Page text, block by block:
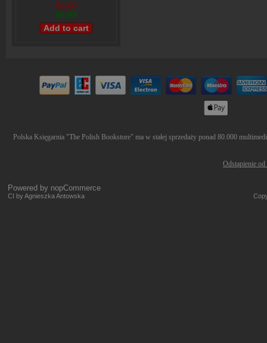
$8,00
$6,99
Polska Księgarnia "The Polish Bookstore" ma w stałej sprzedaży ponad 80.000
Odstąpienie
Powered by nopCommerce
CI by Agnieszka Antowska